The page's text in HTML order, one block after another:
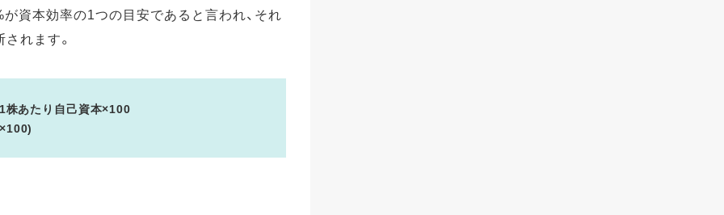
資本効率の1つの目安であると言われ、それ
れます。
あたり自己資本×100